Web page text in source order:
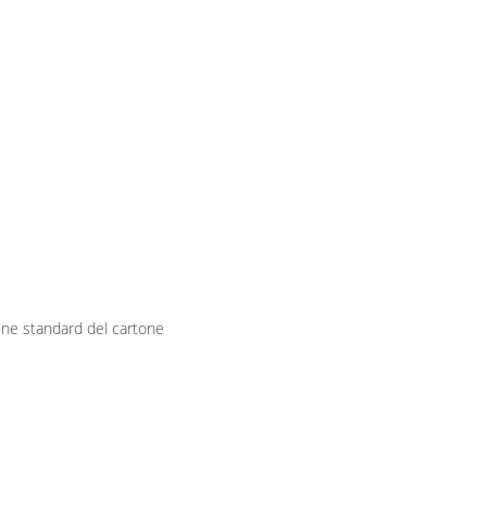
standard del cartone